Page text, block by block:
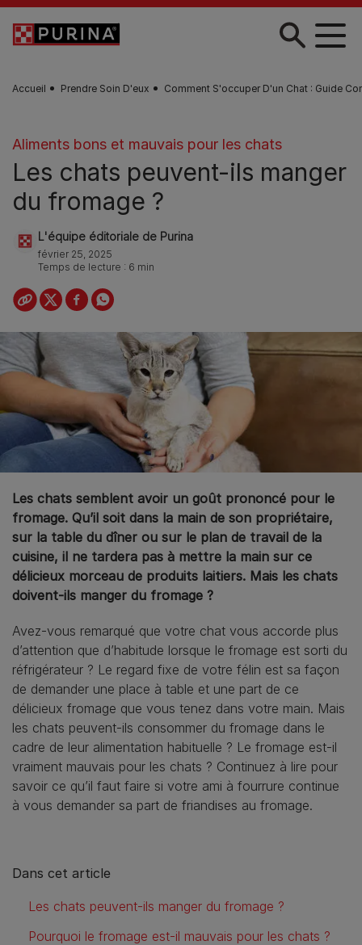
Skip to main content
Accueil Prendre Soin D'eux Comment S'occuper D'un Chat : Guide
Aliments bons et mauvais pour les chats
Les chats peuvent-ils manger
du fromage ?
L'équipe éditoriale de Purina
février 25, 2025
Temps de lecture : 6 min
Les chats semblent avoir un goût prononcé pour le
fromage. Qu’il soit dans la main de son propriétaire,
sur la table du dîner ou sur le plan de travail de la
cuisine, il ne tardera pas à mettre la main sur ce
délicieux morceau de produits laitiers. Mais les chats
doivent-ils manger du fromage ?
Avez-vous remarqué que votre chat vous accorde plus
d’attention que d’habitude lorsque le fromage est sorti du
réfrigérateur ? Le regard fixe de votre félin est sa façon
de demander une place à table et une part de ce
délicieux fromage que vous tenez dans votre main. Mais
les chats peuvent-ils consommer du fromage dans le
cadre de leur alimentation habituelle ? Le fromage est-il
vraiment mauvais pour les chats ? Continuez à lire pour
savoir ce qu’il faut faire si votre ami à fourrure continue
à vous demander sa part de friandises au fromage.
Dans cet article
Les chats peuvent-ils manger du fromage ?
Pourquoi le fromage est-il mauvais pour les chats ?